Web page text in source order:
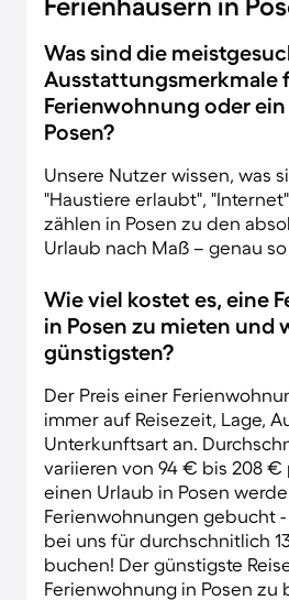
Ferienhäusern in
Was sind die
Ausstattungsmerkmale
Ferienwohnung oder ein
Posen?
Unsere Nutzer wissen, was
"Haustiere erlaubt",
zählen in Posen zu den
Urlaub nach Maß – genau
Wie viel kostet es, eine
in Posen zu mieten und
günstigsten?
Der Preis einer
immer auf Reisezeit, Lage,
Unterkunftsart an.
variieren von 94 € bis 208 €
einen Urlaub in Posen
Ferienwohnungen gebucht
bei uns für durchschnitlich
buchen! Der günstigste
Ferienwohnung in Posen zu